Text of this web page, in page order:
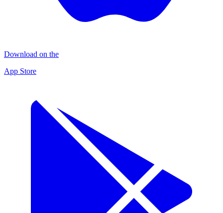
Download on the
App Store